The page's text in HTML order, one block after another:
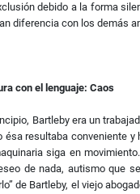
debido a la forma
diferencia con los demás
con el lenguaje: Caos
Bartleby era un
ésa resultaba conveniente
siga en
de nada, autismo que
de Bartleby, el viejo